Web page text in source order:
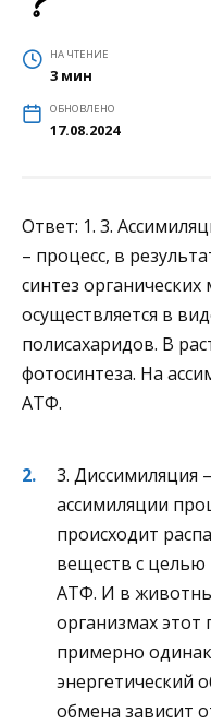
НА ЧТЕНИЕ
3 мин
ОБНОВЛЕНО
17.08.2024
Ответ: 1. 3.
– процесс, в
синтез
осуществляется в
полисахаридов. В
фотосинтеза. На
АТФ.
3. Диссимиляция
ассимиляции
происходит
веществ с целью
АТФ. И в
организмах этот
примерно
энергетический
обмена зависит